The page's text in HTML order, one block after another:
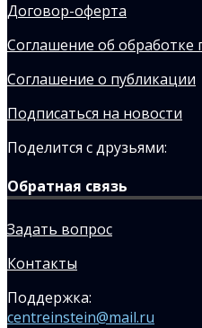
Договор-оферта
Соглашение об обработке
Соглашение о публикации
Подписаться на новости
Поделится с друзьями:
Обратная связь
Задать вопрос
Контакты
Поддержка:
centreinstein@mail.ru